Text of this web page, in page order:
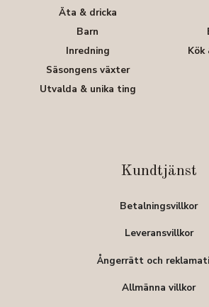
Äta & dricka
Barn
Inredning
Kök
Säsongens växter
Utvalda & unika ting
Kundtjänst
Betalningsvillkor
Leveransvillkor
Ångerrätt och
Allmänna villkor